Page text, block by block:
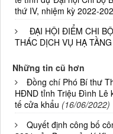
thứ IV, nhiệm kỳ 2022-
ĐẠI HỘI ĐIỂM CHI
THÁC DỊCH VỤ HẠ
Những tin cũ hơn
Đồng chí Phó Bí thư
HĐND tỉnh Triệu Đình Lê
tế cửa khẩu (16/06/2022)
Quyết định công bố